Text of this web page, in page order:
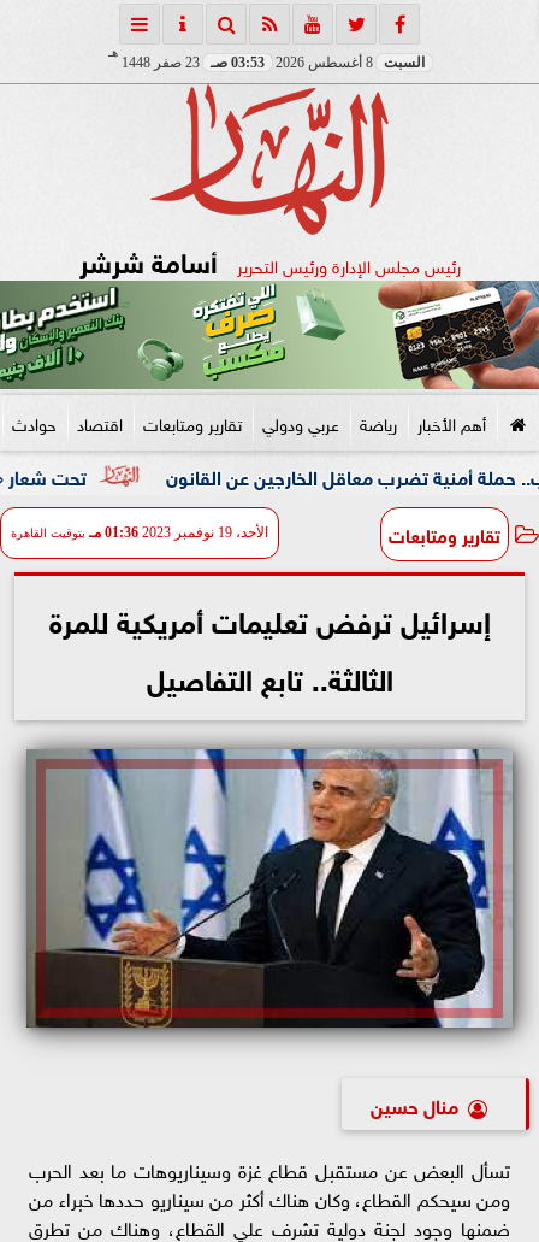
السبت 8 أغسطس 2026 03:53 صـ 23 صفر 1448
هـ
رئيس مجلس الإدارة ورئيس التحرير أسامة شرشر
أهم الأخبار رياضة عربي ودولي تقارير ومتابعات اقتصاد حوادث
تحت شعار «خدمة تضرب معاقل الخارجين عن القانون
تقارير ومتابعات الأحد، 19 نوفمبر 2023 01:36 مـ بتوقيت القاهرة
إسرائيل ترفض تعليمات أمريكية للمرة
الثالثة.. تابع التفاصيل
منال حسين
تسأل البعض عن مستقبل قطاع غزة وسيناريوهات ما بعد الحرب
ومن سيحكم القطاع، وكان هناك أكثر من سيناريو حددها خبراء من
ضمنها وجود لجنة دولية تشرف علي القطاع، وهناك من تطرق